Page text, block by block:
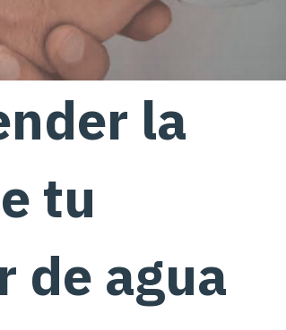
la
tu
de agua